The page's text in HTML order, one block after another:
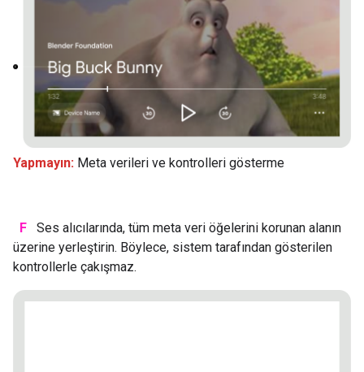
Yapmayın: Meta verileri ve kontrolleri gösterme
F
Ses alıcılarında, tüm meta veri öğelerini korunan alanın
üzerine yerleştirin. Böylece, sistem tarafından gösterilen
kontrollerle çakışmaz.